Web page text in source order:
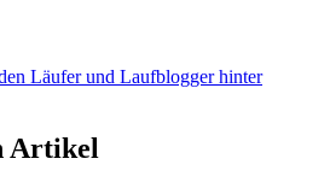
Läufer und Laufblogger hinter
Artikel